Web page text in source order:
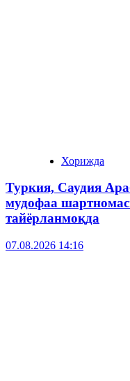
Хорижда
Туркия, Саудия
мудофаа
тайёрланмоқда
07.08.2026 14:16